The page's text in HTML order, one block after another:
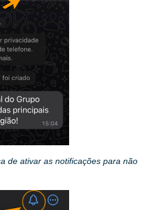
de ativar as notificações para não